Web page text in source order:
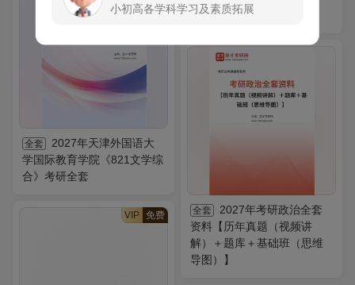
练】AI讲解
全套
2027年天津外国语大
学国际教育学院《821文学综
合》考研全套
全套
2027年考研政治全套
资料【历年真题（视频讲
解）＋题库＋基础班（思维
导图）】
VIP 免费
小初高各学科学习及素质拓展